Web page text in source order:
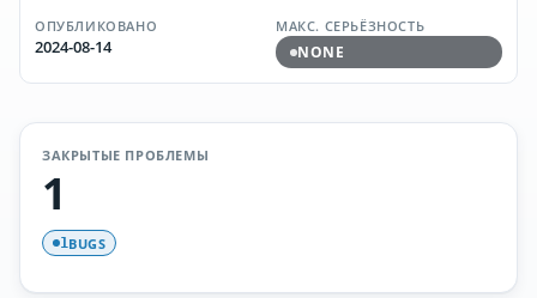
ОПУБЛИКОВАНО
2024-08-14
МАКС. СЕРЬЁЗНОСТЬ
NONE
ЗАКРЫТЫЕ ПРОБЛЕМЫ
1
1BUGS